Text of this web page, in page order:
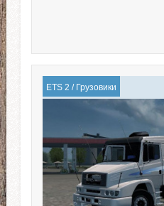
ETS 2 / Грузовики